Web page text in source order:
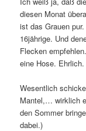
diesen Monat
ist das Grauen
16jährige. Und
Flecken
eine Hose.
Wesentlich
Mantel,… wirklich
den Sommer
dabei.)